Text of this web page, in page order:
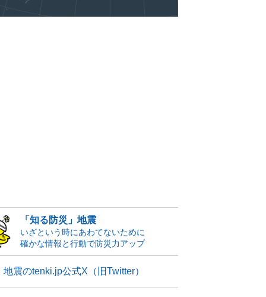
「知る防災」地震
いざという時にあわてないために
確かな情報と行動で防災力アップ
地震のtenki.jp公式X（旧Twitter）